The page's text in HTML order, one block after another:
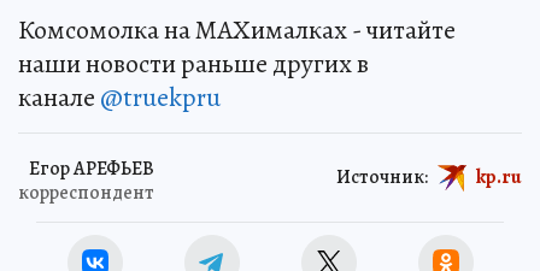
Комсомолка на MAXималках - читайте
наши новости раньше других в
канале @truekpru
Егор АРЕФЬЕВ
корреспондент
Источник: kp.ru